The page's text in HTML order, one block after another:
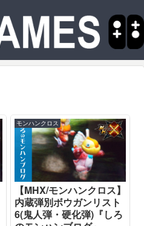
モンハンクロス
【MHX/モンハンクロス】
内蔵弾別ボウガンリスト
6(鬼人弾・硬化弾)『しろ